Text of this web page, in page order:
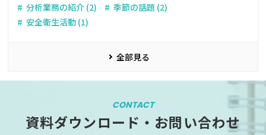
分析業務の紹介 (2)
季節の話題 (2)
安全衛生活動 (1)
全部見る
CONTACT
資料ダウンロード・お問い合わせ